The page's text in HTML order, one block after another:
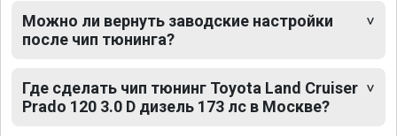
Можно ли вернуть заводские настройки
после чип тюнинга?
Где сделать чип тюнинг Toyota Land Cruiser
Prado 120 3.0 D дизель 173 лс в Москве?